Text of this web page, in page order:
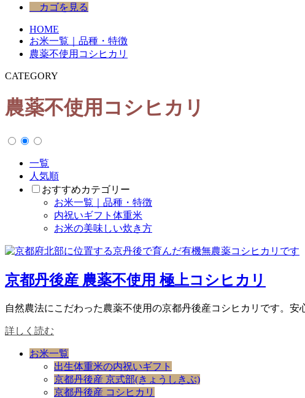
カゴを見る
HOME
お米一覧｜品種・特徴
農薬不使用コシヒカリ
CATEGORY
農薬不使用コシヒカリ
一覧
人気順
おすすめカテゴリー
お米一覧｜品種・特徴
内祝いギフト体重米
お米の美味しい炊き方
京都丹後産 農薬不使用 極上コシヒカリ
自然農法にこだわった農薬不使用の京都丹後産コシヒカリです。
詳しく読む
お米一覧
出生体重米の内祝いギフト
京都丹後産 京式部(きょうしきぶ)
京都丹後産 コシヒカリ